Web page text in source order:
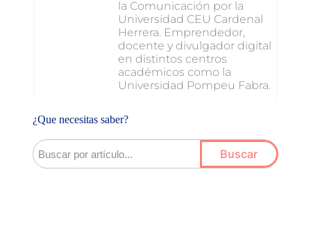
la Comunicación por la
Universidad CEU Cardenal
Herrera. Emprendedor,
docente y divulgador digital
en distintos centros
académicos como la
Universidad Pompeu Fabra.
¿Que necesitas saber?
Buscar